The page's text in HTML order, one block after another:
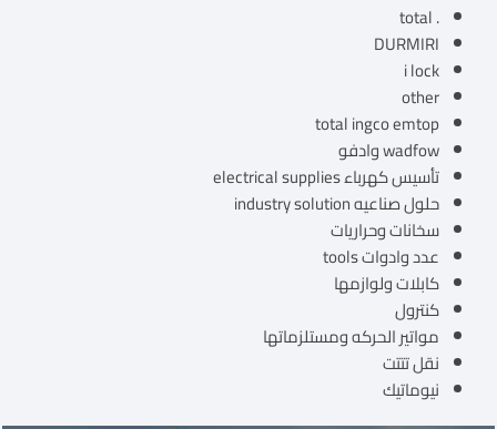
. total
DURMIRI
i lock
other
total ingco emtop
wadfow وادفو
تأسيس كهرباء electrical supplies
حلول صناعيه industry solution
سخانات وحراريات
عدد وادوات tools
كابلات ولوازمها
كنترول
مواتير الحركه ومستلزماتها
نقل تتتت
نيوماتيك